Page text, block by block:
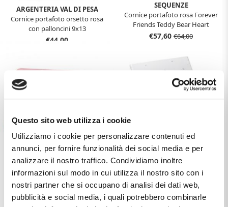
Questo sito web utilizza i cookie
Utilizziamo i cookie per personalizzare contenuti ed
annunci, per fornire funzionalità dei social media e per
analizzare il nostro traffico. Condividiamo inoltre
informazioni sul modo in cui utilizza il nostro sito con i
nostri partner che si occupano di analisi dei dati web,
pubblicità e social media, i quali potrebbero combinarle
ARGENTERIA VAL DI PESA
Cornice portafoto orsetto rosa
con palloncini 9x13
€44,00
SEQUENZE
Cornice portafoto rosa Forever
Friends Teddy Bear Heart
Collection
€57,60 €64,00
DISNEY
Album da bambina Minnie Mouse
- album foto ricordo 15x20 cm
€50,00
ACCA
Diario portafoto nascita da
bambina in argento
€86,40 €96,00